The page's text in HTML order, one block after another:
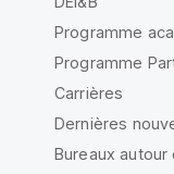
Programme
Programme
Carrières
Dernières
Bureaux